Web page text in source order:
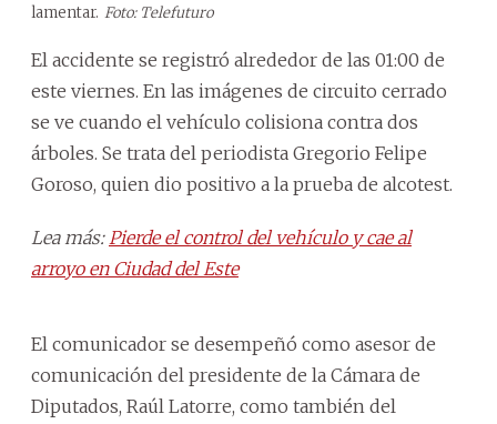
lamentar. Foto: Telefuturo
El accidente se registró alrededor de las 01:00 de
este viernes. En las imágenes de circuito cerrado
se ve cuando el vehículo colisiona contra dos
árboles. Se trata del periodista Gregorio Felipe
Goroso, quien dio positivo a la prueba de alcotest.
Lea más: Pierde el control del vehículo y cae al
arroyo en Ciudad del Este
El comunicador se desempeñó como asesor de
comunicación del presidente de la Cámara de
Diputados, Raúl Latorre, como también del